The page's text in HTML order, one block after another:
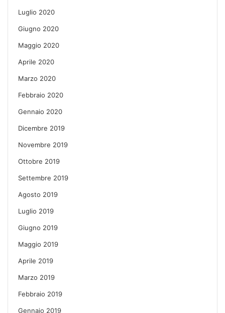
Luglio 2020
Giugno 2020
Maggio 2020
Aprile 2020
Marzo 2020
Febbraio 2020
Gennaio 2020
Dicembre 2019
Novembre 2019
Ottobre 2019
Settembre 2019
Agosto 2019
Luglio 2019
Giugno 2019
Maggio 2019
Aprile 2019
Marzo 2019
Febbraio 2019
Gennaio 2019